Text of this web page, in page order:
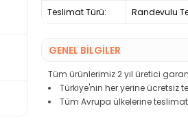
Teslimat Türü:
Randevulu
GENEL BİLGİLER
Tüm ürünlerimiz 2 yıl üretici
Türkiye'nin her yerine ücretsiz
Tüm Avrupa ülkelerine